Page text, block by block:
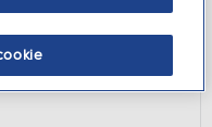
400 Pro-